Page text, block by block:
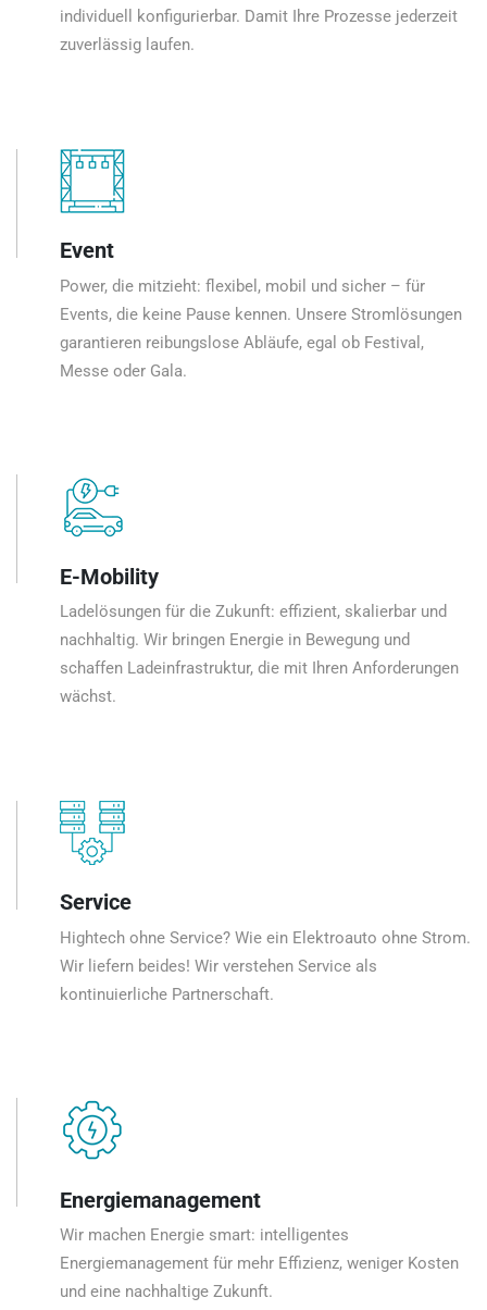
individuell konfigurierbar. Damit Ihre Prozesse jederzeit
zuverlässig laufen.
Event
Power, die mitzieht: flexibel, mobil und sicher – für
Events, die keine Pause kennen. Unsere Stromlösungen
garantieren reibungslose Abläufe, egal ob Festival,
Messe oder Gala.
E-Mobility
Ladelösungen für die Zukunft: effizient, skalierbar und
nachhaltig. Wir bringen Energie in Bewegung und
schaffen Ladeinfrastruktur, die mit Ihren Anforderungen
wächst.
Service
Hightech ohne Service? Wie ein Elektroauto ohne Strom.
Wir liefern beides! Wir verstehen Service als
kontinuierliche Partnerschaft.
Energiemanagement
Wir machen Energie smart: intelligentes
Energiemanagement für mehr Effizienz, weniger Kosten
und eine nachhaltige Zukunft.